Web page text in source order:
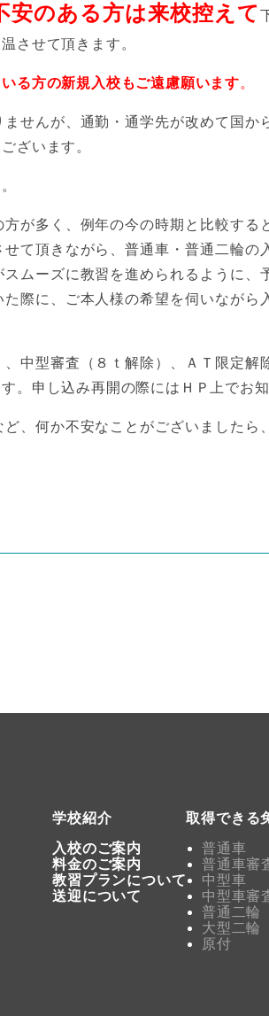
安のある方は来校控えて
させて頂きます。
る方の新規入校もご遠慮願います。
せんが、通勤・通学先が改めて国か
ざいます。
が多く、例年の今の時期と比較する
て頂きながら、普通車・普通二輪の
ムーズに教習を進められるように、
際に、ご本人様の希望を伺いながら
中型審査（８ｔ解除）、ＡＴ限定解
申し込み再開の際にはＨＰ上でお知
、何か不安なことがございましたら
学校紹介
入校のご案内
料金のご案内
教習プランについて
送迎について
取得できる
普通車
普通車審
中型車
中型車審
普通二輪
大型二輪
原付